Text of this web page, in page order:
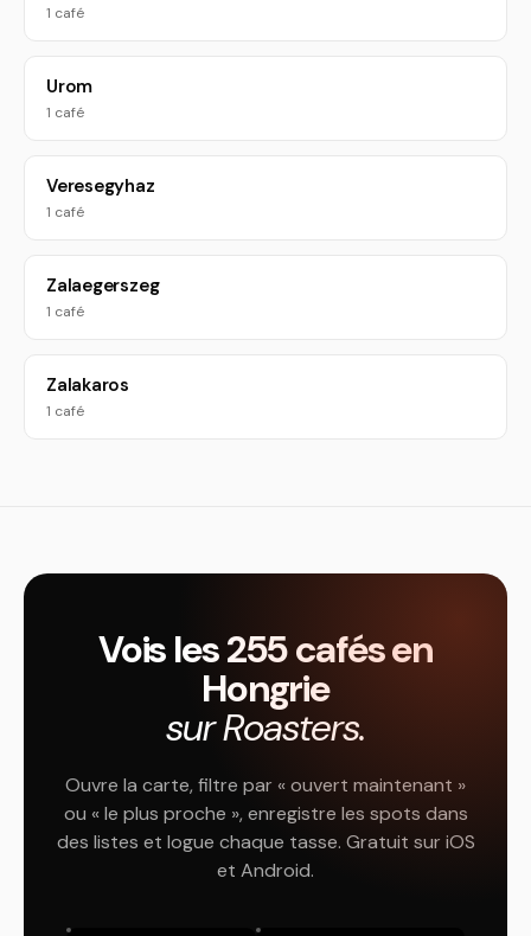
1 café
Urom
1 café
Veresegyhaz
1 café
Zalaegerszeg
1 café
Zalakaros
1 café
Vois les 255 cafés en
Hongrie
sur Roasters.
Ouvre la carte, filtre par « ouvert maintenant »
ou « le plus proche », enregistre les spots dans
des listes et logue chaque tasse. Gratuit sur iOS
et Android.